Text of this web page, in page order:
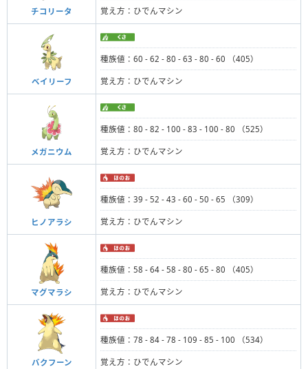
チコリータ 覚え方：ひでんマシン
ベイリーフ
種族値：60 - 62 - 80 - 63 - 80 - 60 （405）
覚え方：ひでんマシン
メガニウム
種族値：80 - 82 - 100 - 83 - 100 - 80 （525）
覚え方：ひでんマシン
ヒノアラシ
種族値：39 - 52 - 43 - 60 - 50 - 65 （309）
覚え方：ひでんマシン
マグマラシ
種族値：58 - 64 - 58 - 80 - 65 - 80 （405）
覚え方：ひでんマシン
バクフーン
種族値：78 - 84 - 78 - 109 - 85 - 100 （534）
覚え方：ひでんマシン